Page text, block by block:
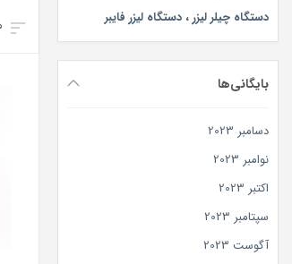
دستگاه چیلر لیزر، دستگاه لیزر فایبر
بایگانی‌ها
دسامبر 2023
نوامبر 2023
اکتبر 2023
سپتامبر 2023
آگوست 2023